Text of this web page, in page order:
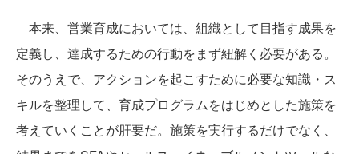
本来、営業育成においては、組織として目指す成果を
定義し、達成するための行動をまず紐解く必要がある。
そのうえで、アクションを起こすために必要な知識・ス
キルを整理して、育成プログラムをはじめとした施策を
考えていくことが肝要だ。施策を実行するだけでなく、